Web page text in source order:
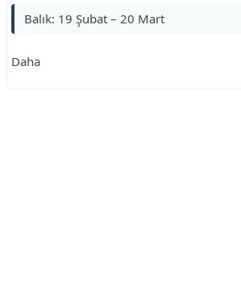
Balık: 19 Şubat – 20 Mart
Daha